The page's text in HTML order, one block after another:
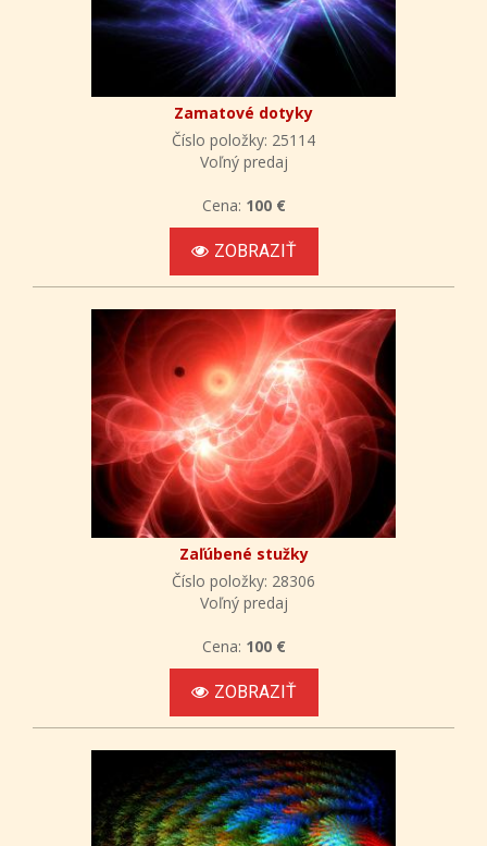
Zamatové dotyky
Číslo položky: 25114
Voľný predaj
Cena: 100 €
ZOBRAZIŤ
Zaľúbené stužky
Číslo položky: 28306
Voľný predaj
Cena: 100 €
ZOBRAZIŤ